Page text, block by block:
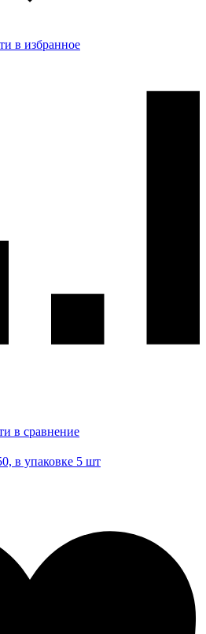
в избранное
в сравнение
в упаковке 5 шт